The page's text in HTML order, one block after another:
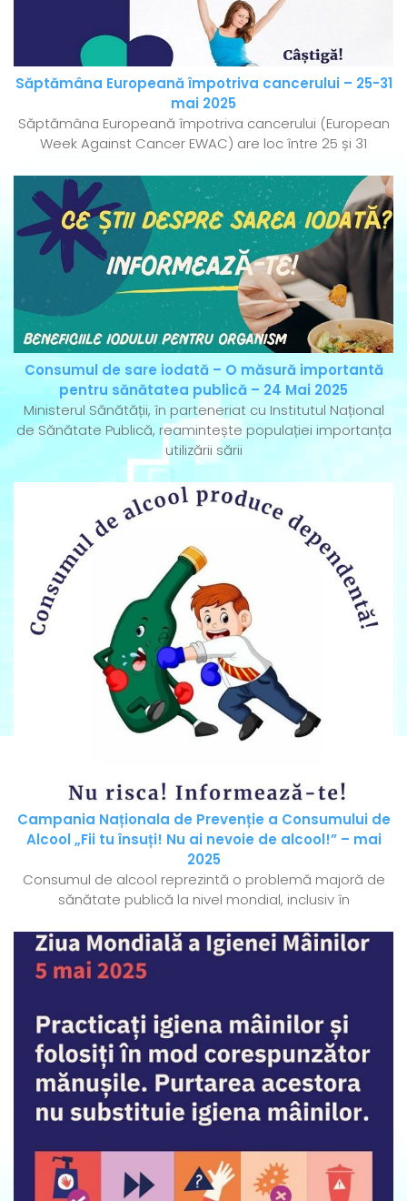
Săptămâna Europeană împotriva cancerului – 25-31
mai 2025
Săptămâna Europeană împotriva cancerului (European
Week Against Cancer EWAC) are loc între 25 și 31
Consumul de sare iodată – O măsură importantă
pentru sănătatea publică – 24 Mai 2025
Ministerul Sănătății, în parteneriat cu Institutul Național
de Sănătate Publică, reamintește populației importanța
utilizării sării
Campania Naționala de Prevenție a Consumului de
Alcool „Fii tu însuți! Nu ai nevoie de alcool!” – mai
2025
Consumul de alcool reprezintă o problemă majoră de
sănătate publică la nivel mondial, inclusiv în